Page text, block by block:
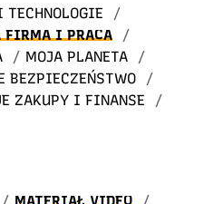
TECHNOLOGIE
/
FIRMA I PRACA
/
/ MOJA PLANETA
/
BEZPIECZEŃSTWO
/
ZAKUPY I FINANSE
/